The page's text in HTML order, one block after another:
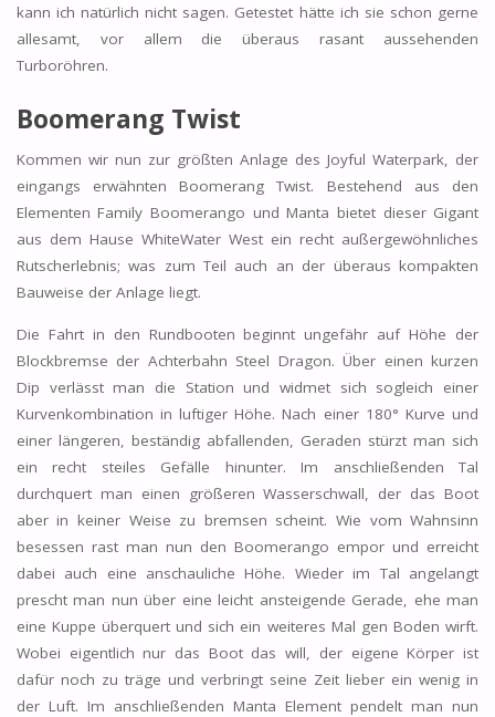
kann ich natürlich nicht sagen. Getestet hätte ich sie schon gerne
allesamt, vor allem die überaus rasant aussehenden
Turboröhren.
Boomerang Twist
Kommen wir nun zur größten Anlage des Joyful Waterpark, der
eingangs erwähnten Boomerang Twist. Bestehend aus den
Elementen Family Boomerango und Manta bietet dieser Gigant
aus dem Hause WhiteWater West ein recht außergewöhnliches
Rutscherlebnis; was zum Teil auch an der überaus kompakten
Bauweise der Anlage liegt.
Die Fahrt in den Rundbooten beginnt ungefähr auf Höhe der
Blockbremse der Achterbahn Steel Dragon. Über einen kurzen
Dip verlässt man die Station und widmet sich sogleich einer
Kurvenkombination in luftiger Höhe. Nach einer 180° Kurve und
einer längeren, beständig abfallenden, Geraden stürzt man sich
ein recht steiles Gefälle hinunter. Im anschließenden Tal
durchquert man einen größeren Wasserschwall, der das Boot
aber in keiner Weise zu bremsen scheint. Wie vom Wahnsinn
besessen rast man nun den Boomerango empor und erreicht
dabei auch eine anschauliche Höhe. Wieder im Tal angelangt
prescht man nun über eine leicht ansteigende Gerade, ehe man
eine Kuppe überquert und sich ein weiteres Mal gen Boden wirft.
Wobei eigentlich nur das Boot das will, der eigene Körper ist
dafür noch zu träge und verbringt seine Zeit lieber ein wenig in
der Luft. Im anschließenden Manta Element pendelt man nun